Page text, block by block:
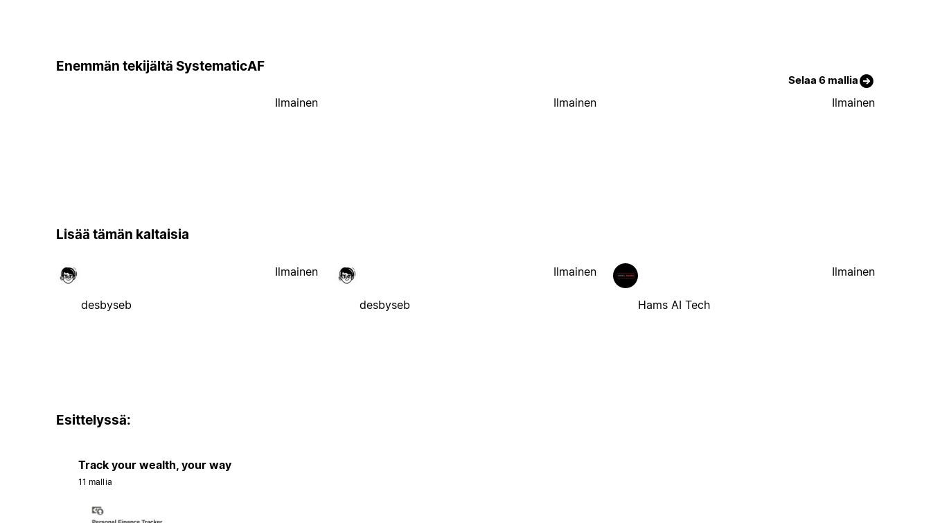
Enemmän tekijältä SystematicAF
Selaa 6 mallia
Ilmainen Ilmainen Ilmainen
Lisää tämän kaltaisia
desbyseb
Ilmainen
desbyseb
Ilmainen
Hams AI Tech
Ilmainen
Esittelyssä:
Track your wealth, your way
11 mallia